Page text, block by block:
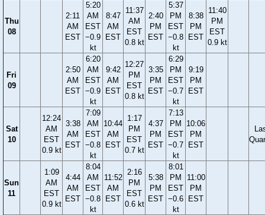
Thu
08
2:11
AM
EST
5:20
AM
EST
−0.9
kt
8:47
AM
EST
11:37
AM
EST
0.8 kt
2:40
PM
EST
5:37
PM
EST
−0.8
kt
8:38
PM
EST
11:40
PM
EST
0.9 kt
Fri
09
2:50
AM
EST
6:20
AM
EST
−0.9
kt
9:42
AM
EST
12:27
PM
EST
0.8 kt
3:35
PM
EST
6:29
PM
EST
−0.7
kt
9:19
PM
EST
Sat
10
12:24
AM
EST
0.9 kt
3:38
AM
EST
7:09
AM
EST
−0.8
kt
10:44
AM
EST
1:17
PM
EST
0.7 kt
4:37
PM
EST
7:13
PM
EST
−0.7
kt
10:06
PM
EST
Sun
11
1:09
AM
EST
0.9 kt
4:44
AM
EST
8:04
AM
EST
−0.8
kt
11:52
AM
EST
2:16
PM
EST
0.6 kt
5:38
PM
EST
8:01
PM
EST
−0.6
kt
11:00
PM
EST